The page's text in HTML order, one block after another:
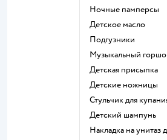
ночные памперсы
детское масло
подгузники
музыкальный
детская присыпка
детские ножницы
стульчик для
детский шампунь
накладка на унитаз